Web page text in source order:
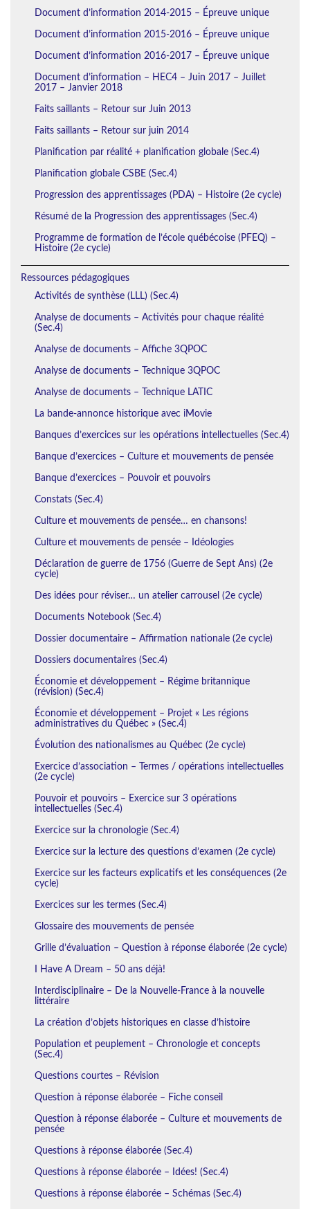
Document d’information 2014-2015 – Épreuve unique
Document d’information 2015-2016 – Épreuve unique
Document d’information 2016-2017 – Épreuve unique
Document d’information – HEC4 – Juin 2017 – Juillet
2017 – Janvier 2018
Faits saillants – Retour sur Juin 2013
Faits saillants – Retour sur juin 2014
Planification par réalité + planification globale (Sec.4)
Planification globale CSBE (Sec.4)
Progression des apprentissages (PDA) – Histoire (2e cycle)
Résumé de la Progression des apprentissages (Sec.4)
Programme de formation de l’école québécoise (PFEQ) –
Histoire (2e cycle)
Ressources pédagogiques
Activités de synthèse (LLL) (Sec.4)
Analyse de documents – Activités pour chaque réalité
(Sec.4)
Analyse de documents – Affiche 3QPOC
Analyse de documents – Technique 3QPOC
Analyse de documents – Technique LATIC
La bande-annonce historique avec iMovie
Banques d’exercices sur les opérations intellectuelles (Sec.4)
Banque d’exercices – Culture et mouvements de pensée
Banque d’exercices – Pouvoir et pouvoirs
Constats (Sec.4)
Culture et mouvements de pensée… en chansons!
Culture et mouvements de pensée – Idéologies
Déclaration de guerre de 1756 (Guerre de Sept Ans) (2e
cycle)
Des idées pour réviser… un atelier carrousel (2e cycle)
Documents Notebook (Sec.4)
Dossier documentaire – Affirmation nationale (2e cycle)
Dossiers documentaires (Sec.4)
Économie et développement – Régime britannique
(révision) (Sec.4)
Économie et développement – Projet « Les régions
administratives du Québec » (Sec.4)
Évolution des nationalismes au Québec (2e cycle)
Exercice d’association – Termes / opérations intellectuelles
(2e cycle)
Pouvoir et pouvoirs – Exercice sur 3 opérations
intellectuelles (Sec.4)
Exercice sur la chronologie (Sec.4)
Exercice sur la lecture des questions d’examen (2e cycle)
Exercice sur les facteurs explicatifs et les conséquences (2e
cycle)
Exercices sur les termes (Sec.4)
Glossaire des mouvements de pensée
Grille d’évaluation – Question à réponse élaborée (2e cycle)
I Have A Dream – 50 ans déjà!
Interdisciplinaire – De la Nouvelle-France à la nouvelle
littéraire
La création d’objets historiques en classe d’histoire
Population et peuplement – Chronologie et concepts
(Sec.4)
Questions courtes – Révision
Question à réponse élaborée – Fiche conseil
Question à réponse élaborée – Culture et mouvements de
pensée
Questions à réponse élaborée (Sec.4)
Questions à réponse élaborée – Idées! (Sec.4)
Questions à réponse élaborée – Schémas (Sec.4)